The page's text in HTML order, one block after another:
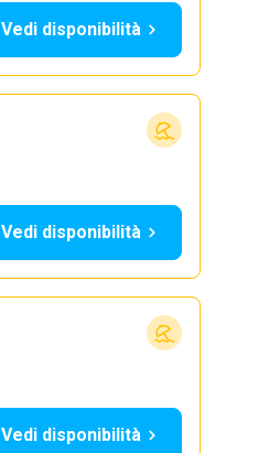
Vedi disponibilità
Vedi disponibilità
Vedi disponibilità